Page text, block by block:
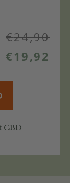
€24,90
€ 19,92
CBD